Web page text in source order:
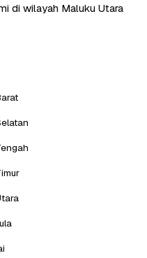
di wilayah Maluku Utara